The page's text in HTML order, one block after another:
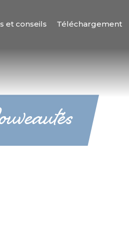
et conseils Téléchargement